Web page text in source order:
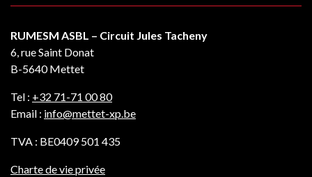
RUMESM ASBL – Circuit Jules Tacheny
6, rue Saint Donat
B-5640 Mettet
Tel : +32 71-71 00 80
Email : info@mettet-xp.be
TVA : BE0409 501 435
Charte de vie privée